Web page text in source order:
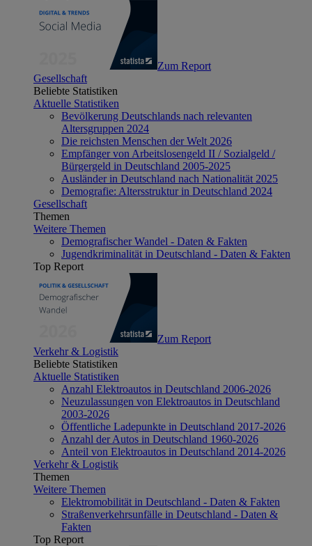
Zum Report
Gesellschaft
Beliebte Statistiken
Aktuelle Statistiken
Bevölkerung Deutschlands nach relevanten
Altersgruppen 2024
Die reichsten Menschen der Welt 2026
Empfänger von Arbeitslosengeld II / Sozialgeld /
Bürgergeld in Deutschland 2005-2025
Ausländer in Deutschland nach Nationalität 2025
Demografie: Altersstruktur in Deutschland 2024
Gesellschaft
Themen
Weitere Themen
Demografischer Wandel - Daten & Fakten
Jugendkriminalität in Deutschland - Daten & Fakten
Top Report
Zum Report
Verkehr & Logistik
Beliebte Statistiken
Aktuelle Statistiken
Anzahl Elektroautos in Deutschland 2006-2026
Neuzulassungen von Elektroautos in Deutschland
2003-2026
Öffentliche Ladepunkte in Deutschland 2017-2026
Anzahl der Autos in Deutschland 1960-2026
Anteil von Elektroautos in Deutschland 2014-2026
Verkehr & Logistik
Themen
Weitere Themen
Elektromobilität in Deutschland - Daten & Fakten
Straßenverkehrsunfälle in Deutschland - Daten &
Fakten
Top Report